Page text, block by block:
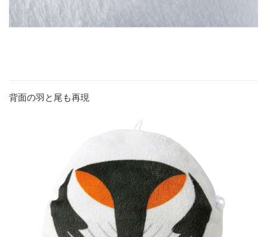
背面の羽と尾も再現